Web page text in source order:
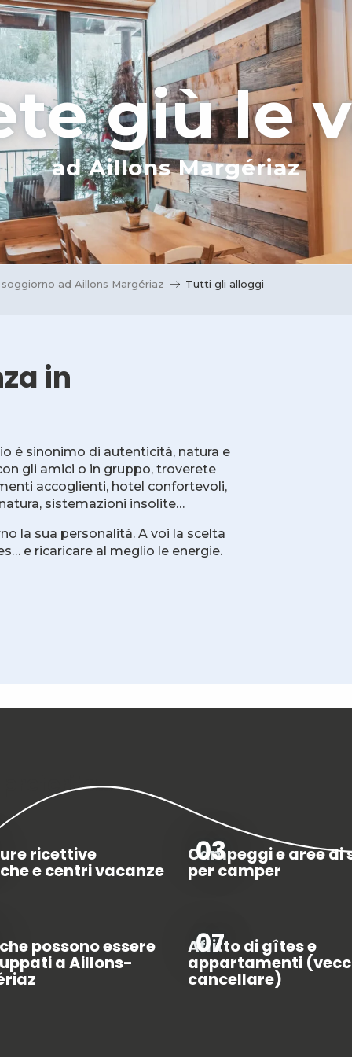
giù le
ad Aillons Margériaz
ad Aillons Margériaz Tutti gli alloggi
in
è sinonimo di autenticità, natura e
gli amici o in gruppo, troverete
accoglienti, hotel confortevoli,
sistemazioni insolite…
la sua personalità. A voi la scelta
e ricaricare al meglio le energie.
preferita…
ricettive
e centri vacanze
03
Campeggi e aree di
per camper
possono essere
a Aillons-
07
Affitto di gîtes e
appartamenti
cancellare)